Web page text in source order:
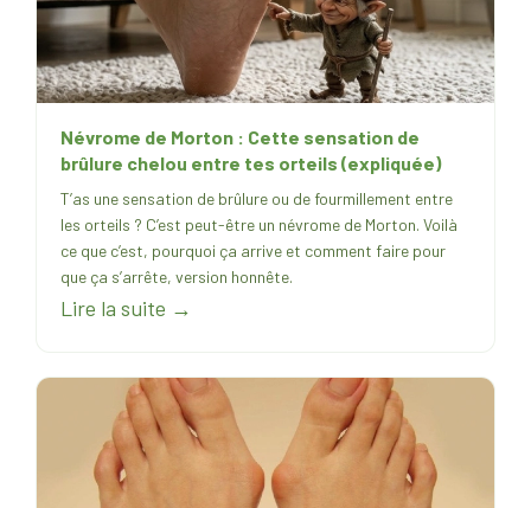
Névrome de Morton : Cette sensation de
brûlure chelou entre tes orteils (expliquée)
T’as une sensation de brûlure ou de fourmillement entre
les orteils ? C’est peut-être un névrome de Morton. Voilà
ce que c’est, pourquoi ça arrive et comment faire pour
que ça s’arrête, version honnête.
Lire la suite →